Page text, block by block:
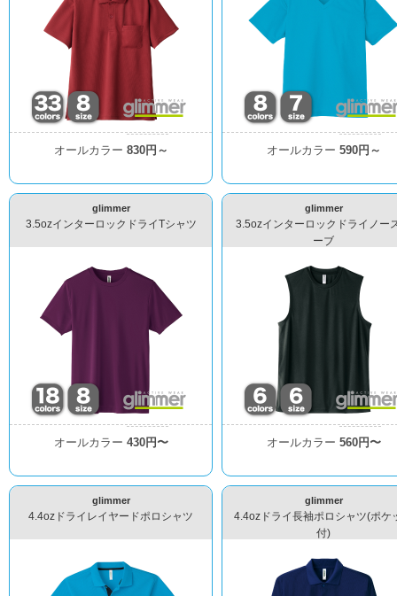
オールカラー 830円～ オールカラー 590円～
glimmer
3.5ozインターロックドライTシャツ
オールカラー 430円〜
glimmer
3.5ozインターロックドライノー
ーブ
オールカラー 560円〜
glimmer
4.4ozドライレイヤードポロシャツ
glimmer
4.4ozドライ長袖ポロシャツ(ポケ
付)